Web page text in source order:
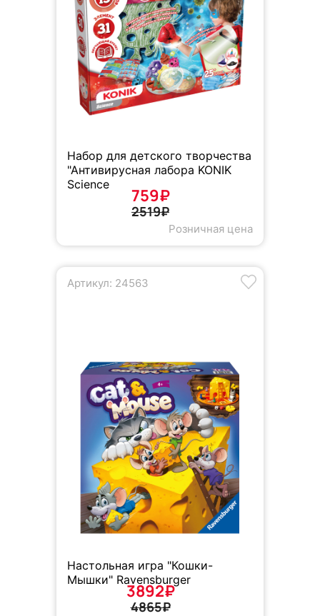
Набор для детского творчества
"Антивирусная лабора KONIK
Science
759₽
2519₽
Розничная цена
Артикул: 24563
Настольная игра "Кошки-
Мышки" Ravensburger
3892₽
4865₽